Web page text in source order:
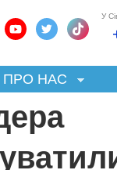
У
ПРО НАС